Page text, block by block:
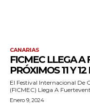
CANARIAS
FICMEC LLEGA A
PRÓXIMOS 11 Y
El Festival Internacional De
(FICMEC) Llega A
Enero 9, 2024